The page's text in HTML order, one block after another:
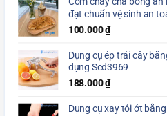
đạt chuẩn vệ sinh an
100.000₫
Dụng cụ ép trái cây
dụng Scd3969
188.000₫
Dụng cụ xay tỏi ớt